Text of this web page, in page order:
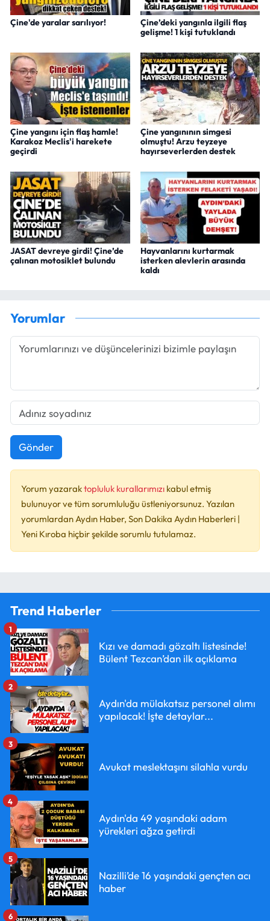
Çine'de yaralar sarılıyor!
Çine’deki yangınla ilgili flaş
gelişme! 1 kişi tutuklandı
Çine yangını için flaş hamle!
Karakoz Meclis'i harekete
geçirdi
Çine yangınının simgesi
olmuştu! Arzu teyzeye
hayırseverlerden destek
JASAT devreye girdi! Çine’de
çalınan motosiklet bulundu
Hayvanlarını kurtarmak
isterken alevlerin arasında
kaldı
Yorumlar
Gönder
Yorum yazaraktopluluk kurallarımızı kabul etmiş
bulunuyor ve tüm sorumluluğu üstleniyorsunuz. Yazılan
yorumlardan Aydın Haber, Son Dakika Aydın Haberleri |
Yeni Kıroba hiçbir şekilde sorumlu tutulamaz.
Trend Haberler
Kızı ve damadı gözaltı listesinde!
Bülent Tezcan’dan ilk açıklama
1
Aydın'da mülakatsız personel alımı
yapılacak! İşte detaylar...
2
Avukat meslektaşını silahla vurdu
3
Aydın'da 49 yaşındaki adam
yürekleri ağza getirdi
4
Nazilli’de 16 yaşındaki gençten acı
haber
5
6